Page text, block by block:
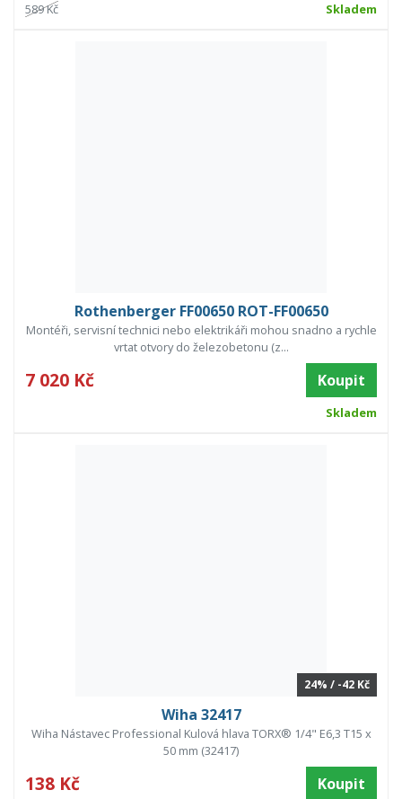
589 Kč Skladem
Rothenberger FF00650 ROT-FF00650
Montéři, servisní technici nebo elektrikáři mohou snadno a rychle
vrtat otvory do železobetonu (z...
7 020 Kč Koupit
Skladem
24% / -42 Kč
Wiha 32417
Wiha Nástavec Professional Kulová hlava TORX® 1/4" E6,3 T15 x
50 mm (32417)
138 Kč Koupit